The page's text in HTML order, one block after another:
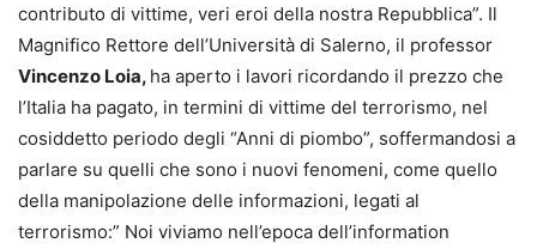
contributo di vittime, veri eroi della nostra Repubblica”. Il
Magnifico Rettore dell’Università di Salerno, il professor
Vincenzo Loia, ha aperto i lavori ricordando il prezzo che
l’Italia ha pagato, in termini di vittime del terrorismo, nel
cosiddetto periodo degli “Anni di piombo”, soffermandosi a
parlare su quelli che sono i nuovi fenomeni, come quello
della manipolazione delle informazioni, legati al
terrorismo:” Noi viviamo nell’epoca dell’information